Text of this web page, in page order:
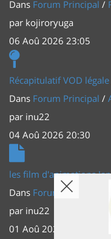
Dans Forum Principal /
par kojiroryuga
06 Aoû 2026 23:05
Récapitulatif VOD
Dans Forum Principal /
par inu22
04 Aoû 2026 20:30
les film d'animations
Dans Forum Principal
par inu22
01 Aoû 2026 20:56